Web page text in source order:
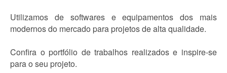
Utilizamos de softwares e equipamentos dos mais
modernos do mercado para projetos de alta qualidade.
Confira o portfólio de trabalhos realizados e inspire-se
para o seu projeto.